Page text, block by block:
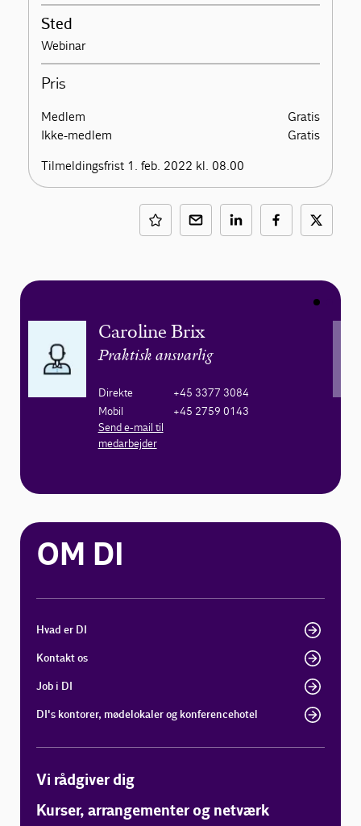
Sted
Webinar
Pris
Medlem
Gratis
Ikke-medlem
Gratis
Tilmeldingsfrist 1. feb. 2022 kl. 08.00
Caroline Brix
Praktisk ansvarlig
Direkte
+45 3377 3084
Mobil
+45 2759 0143
Send e-mail til
medarbejder
OM DI
Hvad er DI
Kontakt os
Job i DI
DI's kontorer, mødelokaler og konferencehotel
Vi rådgiver dig
Kurser, arrangementer og netværk